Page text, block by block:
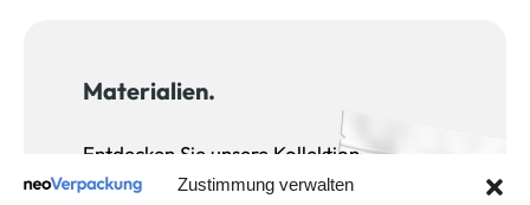
Zustimmung verwalten
Materialien.
Entdecken Sie unsere Kollektion –
Extrastark Versandtaschen für den